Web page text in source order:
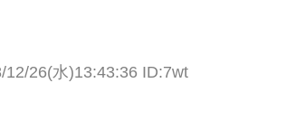
12/26(水)13:43:36 ID:7wt